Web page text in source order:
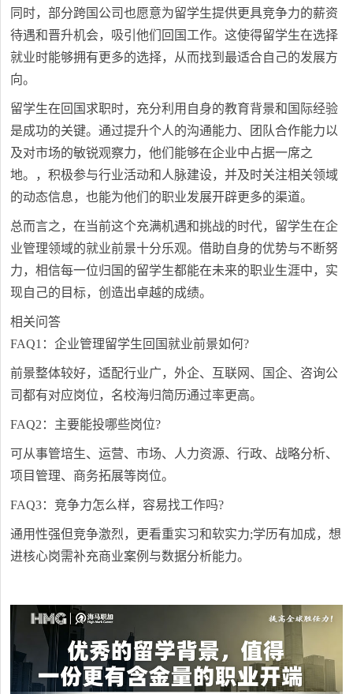
同时，部分跨国公司也愿意为留学生提供更具竞争力的薪资
待遇和晋升机会，吸引他们回国工作。这使得留学生在选择
就业时能够拥有更多的选择，从而找到最适合自己的发展方
向。
留学生在回国求职时，充分利用自身的教育背景和国际经验
是成功的关键。通过提升个人的沟通能力、团队合作能力以
及对市场的敏锐观察力，他们能够在企业中占据一席之
地。，积极参与行业活动和人脉建设，并及时关注相关领域
的动态信息，也能为他们的职业发展开辟更多的渠道。
总而言之，在当前这个充满机遇和挑战的时代，留学生在企
业管理领域的就业前景十分乐观。借助自身的优势与不断努
力，相信每一位归国的留学生都能在未来的职业生涯中，实
现自己的目标，创造出卓越的成绩。
相关问答
FAQ1：企业管理留学生回国就业前景如何?
前景整体较好，适配行业广，外企、互联网、国企、咨询公
司都有对应岗位，名校海归简历通过率更高。
FAQ2：主要能投哪些岗位?
可从事管培生、运营、市场、人力资源、行政、战略分析、
项目管理、商务拓展等岗位。
FAQ3：竞争力怎么样，容易找工作吗?
通用性强但竞争激烈，更看重实习和软实力;学历有加成，想
进核心岗需补充商业案例与数据分析能力。